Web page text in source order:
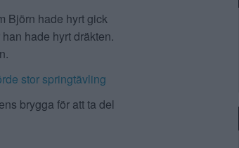
Björn hade hyrt gick
hade hyrt dräkten.
stor springtävling
brygga för att ta del